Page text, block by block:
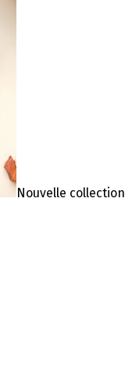
Nouvelle collection